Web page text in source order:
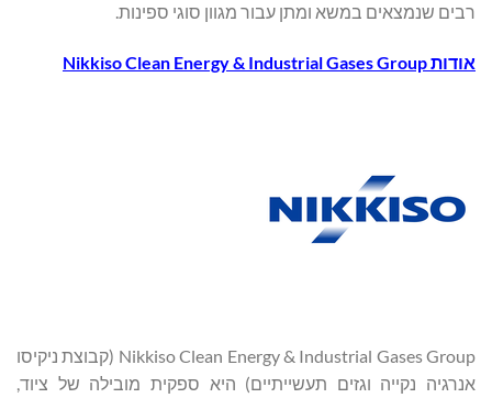
רבים שנמצאים במשא ומתן עבור מגוון סוגי ספינות.
אודותNikkiso Clean Energy & Industrial Gases Group
Nikkiso Clean Energy & Industrial Gases Group (קבוצת ניקיסו
אנרגיה נקייה וגזים תעשייתיים) היא ספקית מובילה של ציוד,